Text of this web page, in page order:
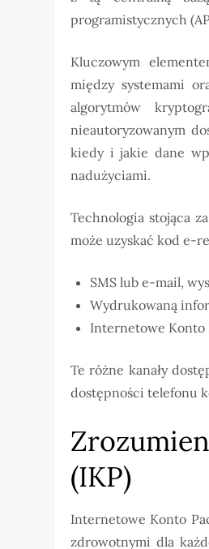
programistycznych
Kluczowym
między systemami
algorytmów
nieautoryzowanym
kiedy i jakie dane
nadużyciami.
Technologia stojąca
może uzyskać kod e-
SMS lub e-mail,
Wydrukowaną
Internetowe Konto
Te różne kanały
dostępności telefonu
(IKP)
Internetowe Konto
zdrowotnymi dla